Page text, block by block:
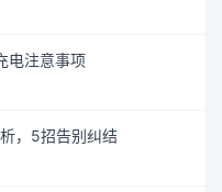
电注意事项
，5招告别纠结